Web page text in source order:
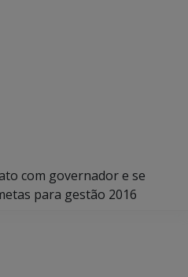
com governador e se
para gestão 2016